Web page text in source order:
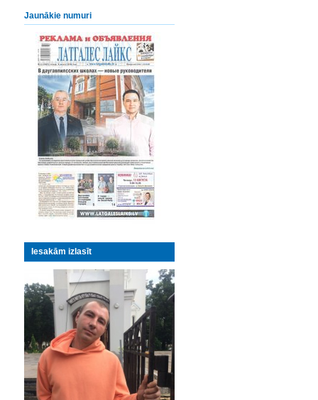
Jaunākie numuri
Iesakām izlasīt